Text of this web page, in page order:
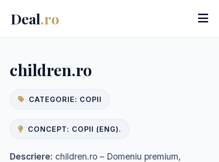
Deal.ro
children.ro
CATEGORIE: COPII
CONCEPT: COPII (ENG).
Descriere: children.ro – Domeniu premium,